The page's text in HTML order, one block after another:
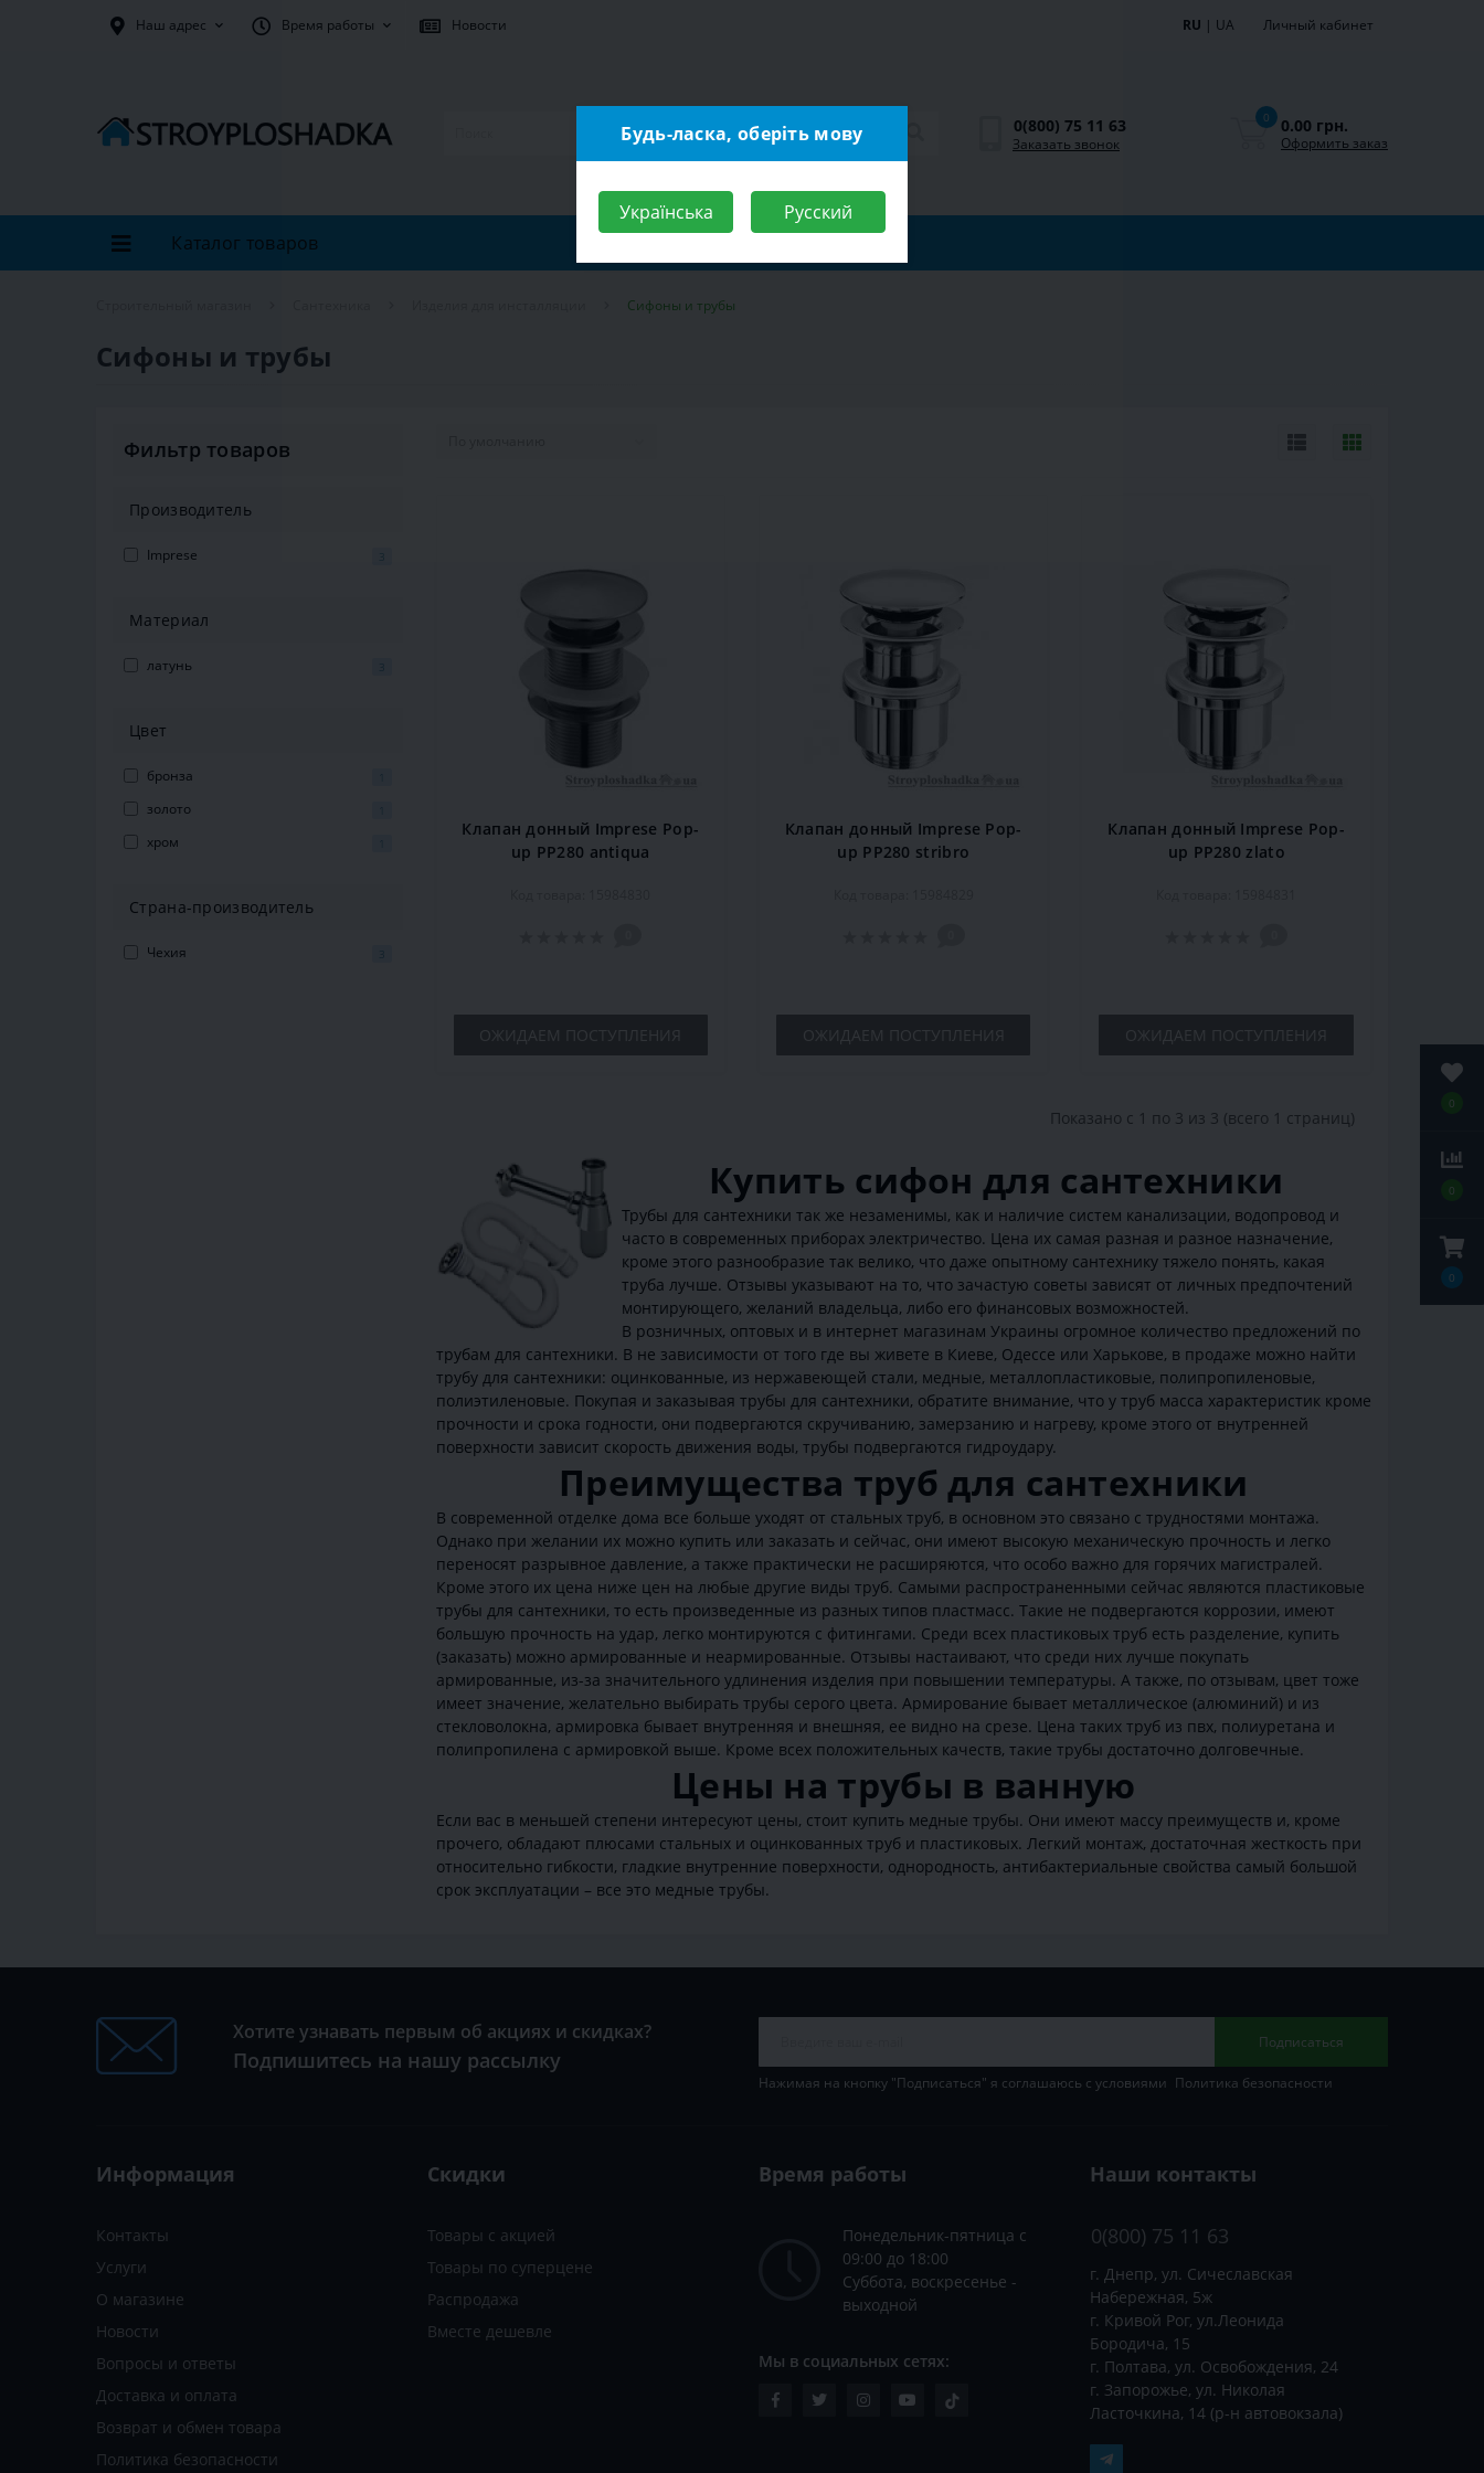
0
0
0
Наш адрес Время работы Новости RU | UA Личный кабинет
0(800) 75 11 63
Заказать звонок
0 0.00 грн.
Оформить заказ
Каталог товаров
Сифоны и трубы
Сифоны и трубы
Фильтр товаров
Производитель
Imprese
Материал
латунь
Цвет
бронза
золото
хром
Страна-производитель
Чехия
Клапан донный Imprese Pop-
up PP280 antiqua
ОЖИДАЕМ ПОСТУПЛЕНИЯ
Клапан донный Imprese Pop-
up PP280 stribro
ОЖИДАЕМ ПОСТУПЛЕНИЯ
Клапан донный Imprese Pop-
up PP280 zlato
ОЖИДАЕМ ПОСТУПЛЕНИЯ
Показано с 1 по 3 из 3 (всего 1 страниц)
Купить сифон для сантехники
Трубы для сантехники так же незаменимы, как и наличие систем канализации, водопровод и
часто в современных приборах электричество. Цена их самая разная и разное назначение,
кроме этого разнообразие так велико, что даже опытному сантехнику тяжело понять, какая
труба лучше. Отзывы указывают на то, что зачастую советы зависят от личных предпочтений
монтирующего, желаний владельца, либо его финансовых возможностей.
В розничных, оптовых и в интернет магазинам Украины огромное количество предложений по
трубам для сантехники. В не зависимости от того где вы живете в Киеве, Одессе или Харькове, в продаже можно найти
трубу для сантехники: оцинкованные, из нержавеющей стали, медные, металлопластиковые, полипропиленовые,
полиэтиленовые. Покупая и заказывая трубы для сантехники, обратите внимание, что у труб масса характеристик кроме
прочности и срока годности, они подвергаются скручиванию, замерзанию и нагреву, кроме этого от внутренней
поверхности зависит скорость движения воды, трубы подвергаются гидроудару.
Преимущества труб для сантехники
В современной отделке дома все больше уходят от стальных труб, в основном это связано с трудностями монтажа.
Однако при желании их можно купить или заказать и сейчас, они имеют высокую механическую прочность и легко
переносят разрывное давление, а также практически не расширяются, что особо важно для горячих магистралей.
Кроме этого их цена ниже цен на любые другие виды труб. Самыми распространенными сейчас являются пластиковые
трубы для сантехники, то есть произведенные из разных типов пластмасс. Такие не подвергаются коррозии, имеют
большую прочность на удар, легко монтируются с фитингами. Среди всех пластиковых труб есть разделение, купить
(заказать) можно армированные и неармированные. Отзывы настаивают, что среди них лучше покупать
армированные, из-за значительного удлинения изделия при повышении температуры. А также, по отзывам, цвет тоже
имеет значение, желательно выбирать трубы серого цвета. Армирование бывает металлическое (алюминий) и из
стекловолокна, армировка бывает внутренняя и внешняя, ее видно на срезе. Цена таких труб из пвх, полиуретана и
полипропилена с армировкой выше. Кроме всех положительных качеств, такие трубы достаточно долговечные.
Цены на трубы в ванную
Если вас в меньшей степени интересуют цены, стоит купить медные трубы. Они имеют массу преимуществ и, кроме
прочего, обладают плюсами стальных и оцинкованных труб и пластиковых. Легкий монтаж, достаточная жесткость при
относительно гибкости, гладкие внутренние поверхности, однородность, антибактериальные свойства самый большой
срок эксплуатации – все это медные трубы.
Хотите узнавать первым об акциях и скидках?
Подпишитесь на нашу рассылку
Подписаться
Нажимая на кнопку "Подписаться" я соглашаюсь с условиями Политика безопасности
Информация
Контакты
Услуги
О магазине
Новости
Вопросы и ответы
Доставка и оплата
Возврат и обмен товара
Политика безопасности
Скидки
Товары с акцией
Товары по суперцене
Распродажа
Вместе дешевле
Время работы
Понедельник-пятница с
09:00 до 18:00
Суббота, воскресенье -
выходной
Мы в социальных сетях:
Наши контакты
0(800) 75 11 63
г. Днепр, ул. Сичеславская
Набережная, 5ж
г. Кривой Рог, ул.Леонида
Бородича, 15
г. Полтава, ул. Освобождения, 24
г. Запорожье, ул. Николая
Ласточкина, 14 (р-н автовокзала)
Будь-ласка, оберіть мову
Українська Русский